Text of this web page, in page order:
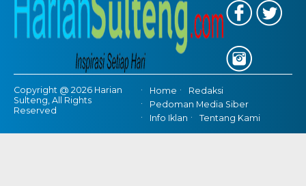
Copyright @ 2026 Harian
Sulteng, All Rights
Reserved
Home
Redaksi
Pedoman Media Siber
Info Iklan
Tentang Kami